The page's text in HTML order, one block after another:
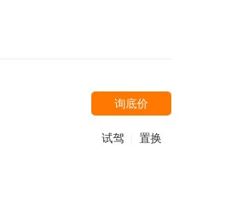
询底价
试驾 置换